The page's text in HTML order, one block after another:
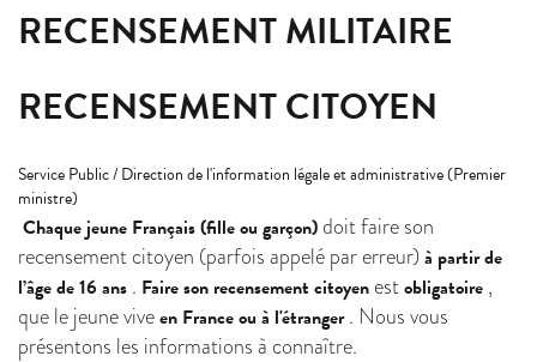
RECENSEMENT MILITAIRE
RECENSEMENT CITOYEN
Service Public / Direction de l'information légale et administrative (Premier
ministre)
Chaque jeune Français (fille ou garçon) doit faire son
recensement citoyen (parfois appelé par erreur) à partir de
l’âge de 16 ans . Faire son recensement citoyenestobligatoire ,
que le jeune viveen France ou à l'étranger. Nous vous
présentons les informations à connaître.